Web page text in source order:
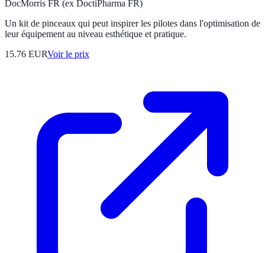
DocMorris FR (ex DoctiPharma FR)
Un kit de pinceaux qui peut inspirer les pilotes dans l'optimisation de
leur équipement au niveau esthétique et pratique.
15.76 EURVoir le prix